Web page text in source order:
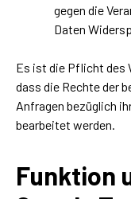
gegen die
Daten
Es ist die Pflicht des
dass die Rechte der
Anfragen bezüglich
bearbeitet werden.
Funktion